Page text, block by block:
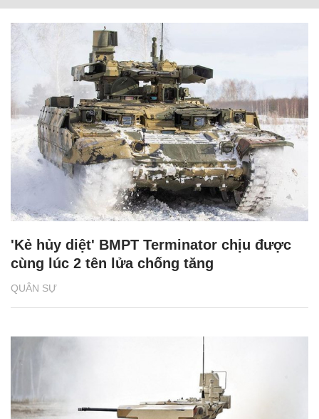
QUÂN SỰ
'Kẻ hủy diệt' BMPT Terminator chịu được
cùng lúc 2 tên lửa chống tăng